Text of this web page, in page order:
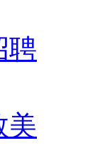
聘
美